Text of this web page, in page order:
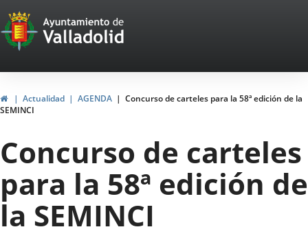
Portal
Web
del
Ayuntamiento
de
Valladolid
HomeActualidad AGENDA
Concurso de carteles para la 58ª edición de la
SEMINCI
Concurso de carteles
para la 58ª edición de
la SEMINCI